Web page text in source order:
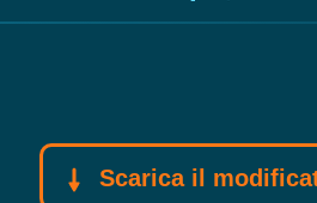
Scarica il modificatore